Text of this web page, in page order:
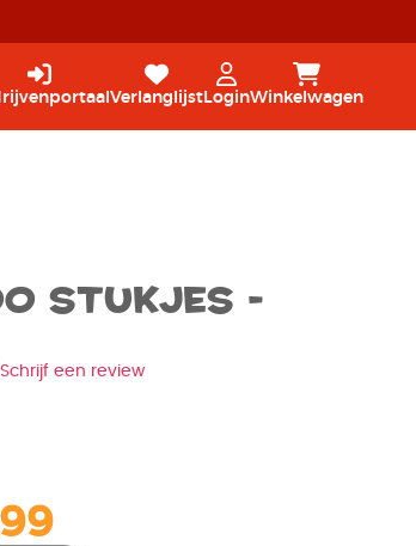
Verlanglijst LoginWinkelwagen
stukjes -
Schrijf een review